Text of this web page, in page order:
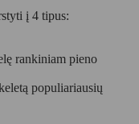
į 4 tipus:
rankiniam pieno
populiariausių